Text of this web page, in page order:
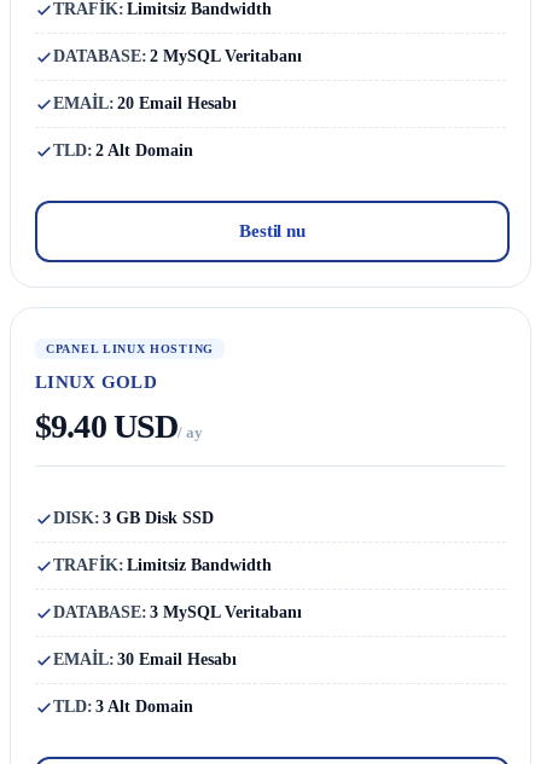
TRAFİK: Limitsiz Bandwidth
DATABASE: 2 MySQL Veritabanı
EMAİL: 20 Email Hesabı
TLD: 2 Alt Domain
Bestil nu
CPANEL LINUX HOSTING
LINUX GOLD
$9.40 USD/ ay
DISK: 3 GB Disk SSD
TRAFİK: Limitsiz Bandwidth
DATABASE: 3 MySQL Veritabanı
EMAİL: 30 Email Hesabı
TLD: 3 Alt Domain